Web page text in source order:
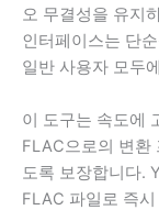
오 무결성을 유지
인터페이스는 단
일반 사용자 모두
이 도구는 속도에
FLAC으로의 변환
도록 보장합니다.
FLAC 파일로 즉